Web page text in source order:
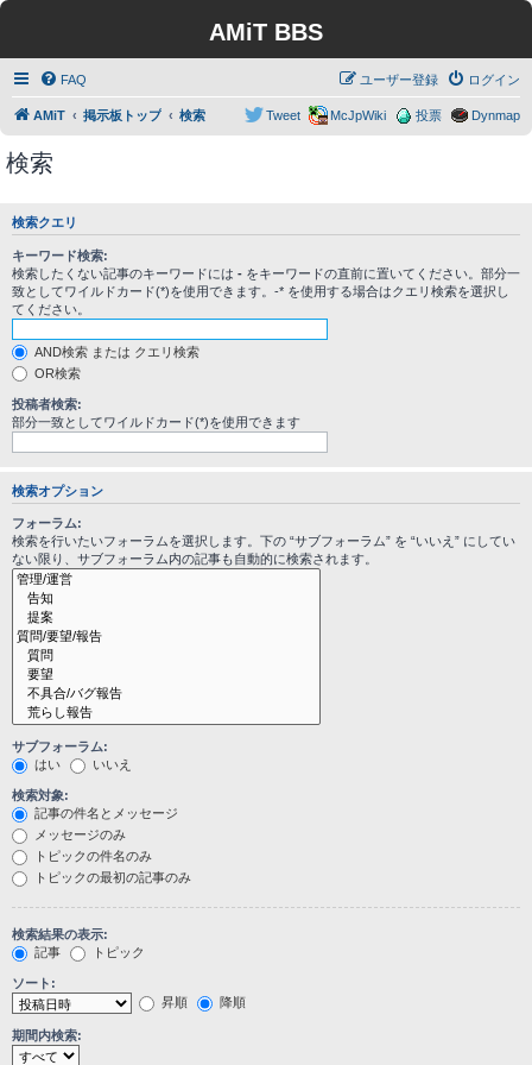
AMiT BBS
FAQ ログイン
ユーザー登録
AMiT 掲示板トップ 検索 Dynmap
投票
McJpWiki
Tweet
検索
検索クエリ
キーワード検索:
検索したくない記事のキーワードには - をキーワードの直前に置いてください。部分一
致としてワイルドカード(*)を使用できます。-* を使用する場合はクエリ検索を選択し
てください。
AND検索 または クエリ検索
OR検索
投稿者検索:
部分一致としてワイルドカード(*)を使用できます
検索オプション
フォーラム:
検索を行いたいフォーラムを選択します。下の “サブフォーラム” を “いいえ” にしてい
ない限り、サブフォーラム内の記事も自動的に検索されます。
サブフォーラム:
はい
いいえ
検索対象:
記事の件名とメッセージ
メッセージのみ
トピックの件名のみ
トピックの最初の記事のみ
検索結果の表示:
記事
トピック
ソート:
昇順
降順
期間内検索: